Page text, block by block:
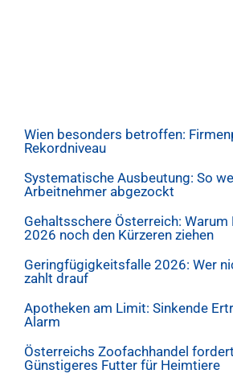
Wien besonders betroffen:
Rekordniveau
Systematische Ausbeutung: So
Arbeitnehmer abgezockt
Gehaltsschere Österreich: Warum
2026 noch den Kürzeren ziehen
Geringfügigkeitsfalle 2026: Wer
zahlt drauf
Apotheken am Limit: Sinkende
Alarm
Österreichs Zoofachhandel
Günstigeres Futter für Heimtiere